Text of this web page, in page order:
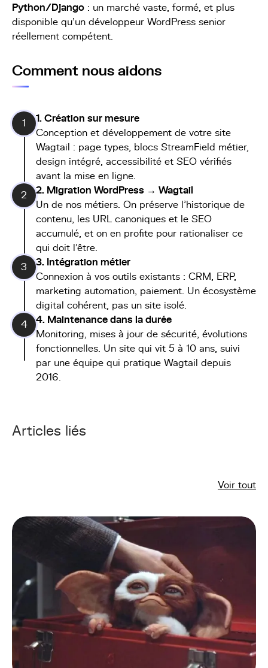
Python/Django : un marché vaste, formé, et plus
disponible qu'un développeur WordPress senior
réellement compétent.
Comment nous aidons
1
1. Création sur mesure
Conception et développement de votre site
Wagtail : page types, blocs StreamField métier,
design intégré, accessibilité et SEO vérifiés
avant la mise en ligne.
2
2. Migration WordPress → Wagtail
Un de nos métiers. On préserve l'historique de
contenu, les URL canoniques et le SEO
accumulé, et on en profite pour rationaliser ce
qui doit l'être.
3
3. Intégration métier
Connexion à vos outils existants : CRM, ERP,
marketing automation, paiement. Un écosystème
digital cohérent, pas un site isolé.
4
4. Maintenance dans la durée
Monitoring, mises à jour de sécurité, évolutions
fonctionnelles. Un site qui vit 5 à 10 ans, suivi
par une équipe qui pratique Wagtail depuis
2016.
Articles liés
Voir tout